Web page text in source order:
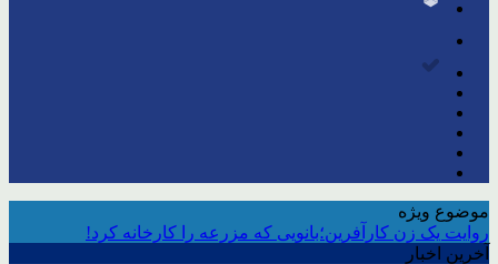
موضوع ویژه
روایت یک زن کارآفرین؛بانویی که مزرعه را کارخانه کرد!
آخرین اخبار